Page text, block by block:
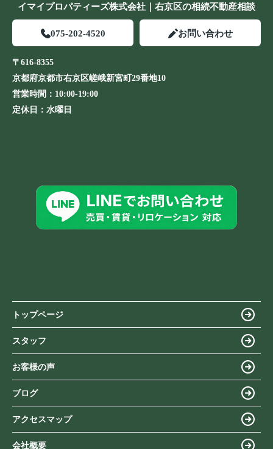
イマイプロパティーズ株式会社｜右京区の相続不動産相談
075-202-4520 お問い合わせ
〒616-8355
京都府京都市右京区嵯峨新宮町29番地10
営業時間： 10:00-19:00
定休日： 水曜日
トップページ
スタッフ
お客様の声
ブログ
アクセスマップ
会社概要